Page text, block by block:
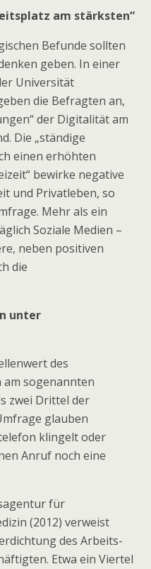
am stärksten“
Befunde sollten
geben. In einer
Universität
die Befragten an,
der Digitalität am
Die „ständige
einen erhöhten
bewirke negative
und Privatleben, so
Mehr als ein
Soziale Medien –
neben positiven
die
unter
des
am sogenannten
zwei Drittel der
glauben
klingelt oder
Anruf noch eine
für
(2012) verweist
des Arbeits-
Etwa ein Viertel